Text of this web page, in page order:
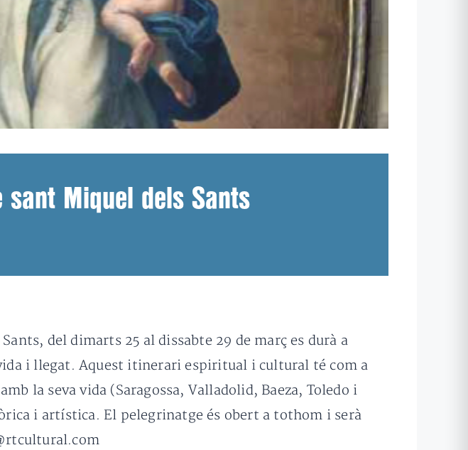
sant Miquel dels Sants
del dimarts 25 al dissabte 29 de març es durà a
i llegat. Aquest itinerari espiritual i cultural té com a
la seva vida (Saragossa, Valladolid, Baeza, Toledo i
i artística. El pelegrinatge és obert a tothom i serà